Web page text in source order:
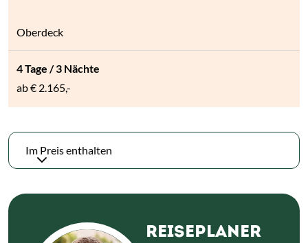
Oberdeck
ab€ 2.165,-
Im Preis enthalten
REISEPLANER